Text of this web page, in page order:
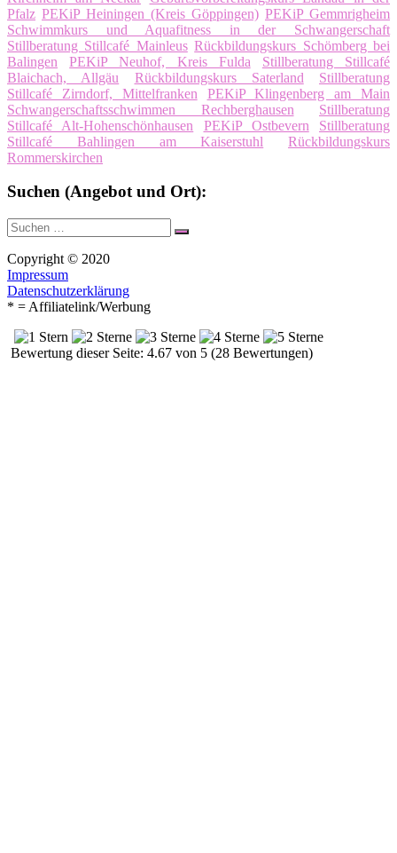
Pfalz PEKiP Heiningen (Kreis Göppingen) PEKiP Gemmrigheim
Schwimmkurs und Aquafitness in der Schwangerschaft
Stillberatung Stillcafé Mainleus Rückbildungskurs Schömberg bei
Balingen
PEKiP Neuhof, Kreis Fulda
Stillberatung Stillcafé
Blaichach, Allgäu
Rückbildungskurs Saterland
Stillberatung
Stillcafé Zirndorf, Mittelfranken
PEKiP Klingenberg am Main
Schwangerschaftsschwimmen Rechberghausen
Stillberatung
Stillcafé Alt-Hohenschönhausen
PEKiP Ostbevern
Stillberatung
Stillcafé Bahlingen am Kaiserstuhl
Rückbildungskurs
Rommerskirchen
Suchen (Angebot und Ort):
Suche
nach:
Suchen
Copyright © 2020
Impressum
Datenschutzerklärung
* = Affiliatelink/Werbung
Bewertung dieser Seite: 4.67 von 5 (28 Bewertungen)